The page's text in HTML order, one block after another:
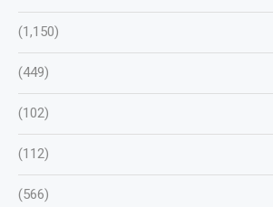
(1,150)
(449)
(102)
(112)
(566)